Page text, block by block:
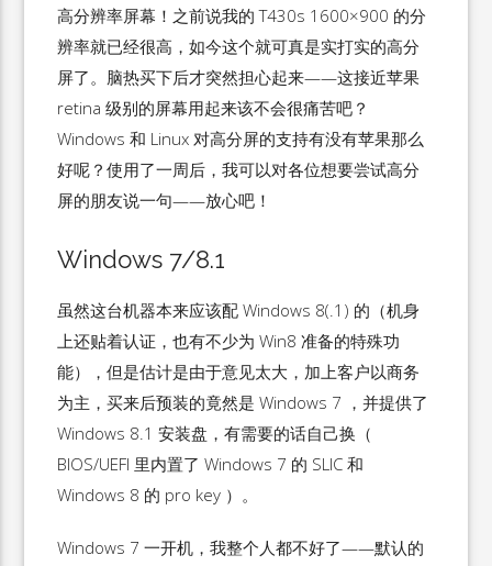
高分辨率屏幕！之前说我的 T430s 1600×900 的分
辨率就已经很高，如今这个就可真是实打实的高分
屏了。脑热买下后才突然担心起来——这接近苹果
retina 级别的屏幕用起来该不会很痛苦吧？
Windows 和 Linux 对高分屏的支持有没有苹果那么
好呢？使用了一周后，我可以对各位想要尝试高分
屏的朋友说一句——放心吧！
Windows 7/8.1
虽然这台机器本来应该配 Windows 8(.1) 的（机身
上还贴着认证，也有不少为 Win8 准备的特殊功
能），但是估计是由于意见太大，加上客户以商务
为主，买来后预装的竟然是 Windows 7 ，并提供了
Windows 8.1 安装盘，有需要的话自己换（
BIOS/UEFI 里内置了 Windows 7 的 SLIC 和
Windows 8 的 pro key ）。
Windows 7 一开机，我整个人都不好了——默认的